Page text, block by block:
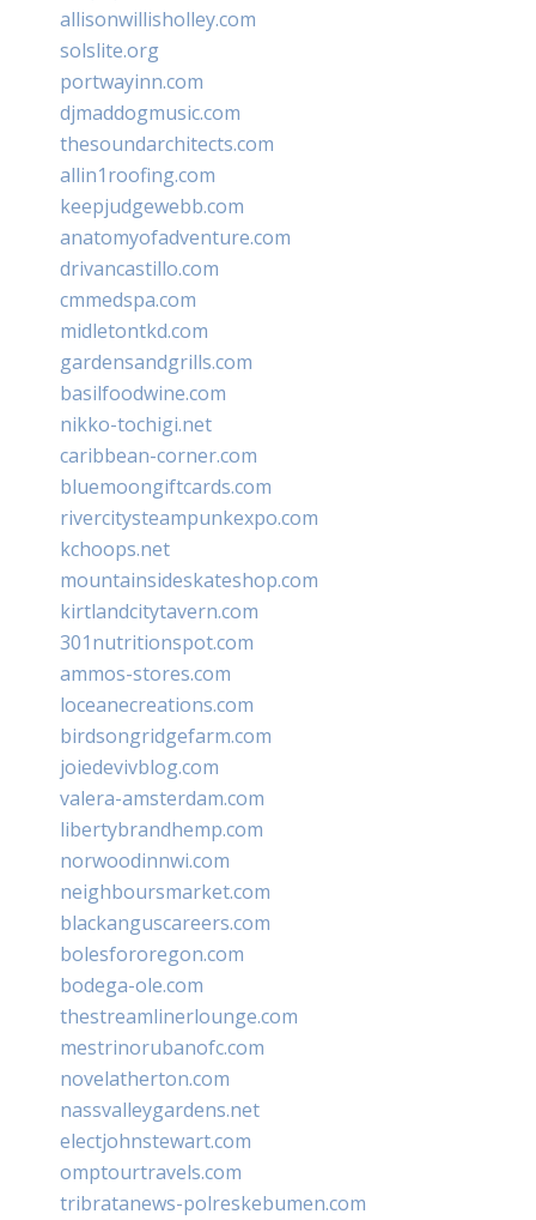
allisonwillisholley.com
solslite.org
portwayinn.com
djmaddogmusic.com
thesoundarchitects.com
allin1roofing.com
keepjudgewebb.com
anatomyofadventure.com
drivancastillo.com
cmmedspa.com
midletontkd.com
gardensandgrills.com
basilfoodwine.com
nikko-tochigi.net
caribbean-corner.com
bluemoongiftcards.com
rivercitysteampunkexpo.com
kchoops.net
mountainsideskateshop.com
kirtlandcitytavern.com
301nutritionspot.com
ammos-stores.com
loceanecreations.com
birdsongridgefarm.com
joiedevivblog.com
valera-amsterdam.com
libertybrandhemp.com
norwoodinnwi.com
neighboursmarket.com
blackanguscareers.com
bolesfororegon.com
bodega-ole.com
thestreamlinerlounge.com
mestrinorubanofc.com
novelatherton.com
nassvalleygardens.net
electjohnstewart.com
omptourtravels.com
tribratanews-polreskebumen.com